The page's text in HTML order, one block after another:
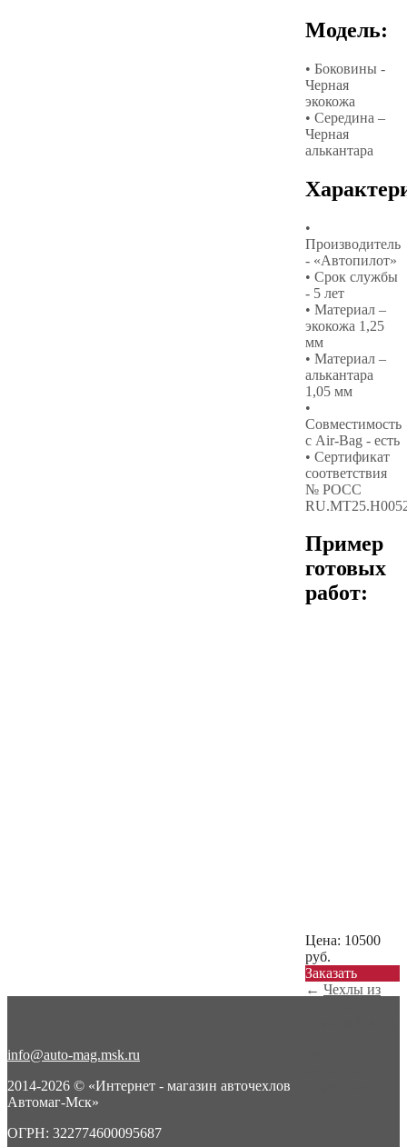
Модель:
• Боковины -
Черная
экокожа
• Середина –
Черная
алькантара
•
Производитель
- «Автопилот»
• Срок службы
- 5 лет
• Материал –
экокожа 1,25
мм
• Материал –
алькантара
1,05 мм
•
Совместимость
с Air-Bag - есть
• Сертификат
соответствия
№ РОСС
Пример
готовых
работ:
Цена: 10500
руб.
Заказать
← Чехлы из
info@auto-mag.msk.ru
2014-2026 © «Интернет - магазин авточехлов
Автомаг-Мск»
ОГРН: 322774600095687